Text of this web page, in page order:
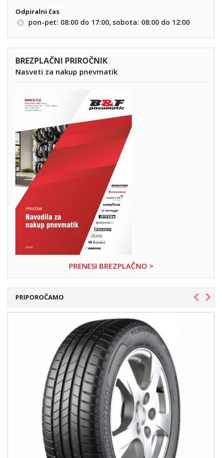
Odpiralni čas
pon-pet: 08:00 do 17:00, sobota: 08:00 do 12:00
BREZPLAČNI PRIROČNIK
Nasveti za nakup pnevmatik
PRENESI BREZPLAČNO >
PRIPOROČAMO